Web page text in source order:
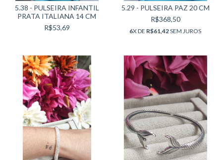
5.38 - PULSEIRA INFANTIL
PRATA ITALIANA 14 CM
R$53,69
5.29 - PULSEIRA PAZ 20 CM
R$368,50
6X DE R$61,42SEM JUROS